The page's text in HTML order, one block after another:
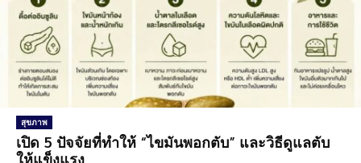
สุขภาพ
เปิด 5 ปัจจัยที่ทำให้ “ไขมันพอกตับ” และวิธีดูแลตับ
ให้แข็งแรง